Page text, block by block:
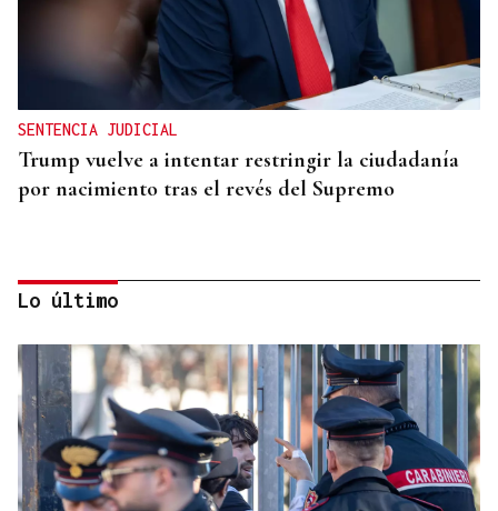
SENTENCIA JUDICIAL
Trump vuelve a intentar restringir la ciudadanía
por nacimiento tras el revés del Supremo
Lo último